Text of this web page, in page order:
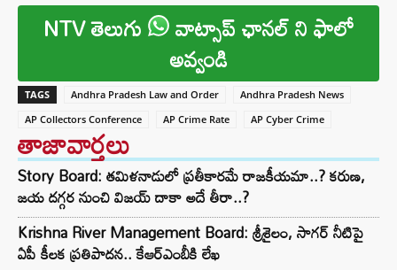
NTV తెలుగు వాట్సాప్ ఛానల్ ని ఫాలో
అవ్వండి
TAGS Andhra Pradesh Law and Order
Andhra Pradesh News
AP Collectors Conference
AP Crime Rate AP Cyber Crime
తాజావార్తలు
Story Board: తమిళనాడులో ప్రతీకారమే రాజకీయమా..? కరుణ,
జయ దగ్గర నుంచి విజయ్ దాకా అదే తీరా..?
Krishna River Management Board: శ్రీశైలం, సాగర్ నీటిపై
ఏపీ కీలక ప్రతిపాదన.. కేఆర్ఎంబీకి లేఖ